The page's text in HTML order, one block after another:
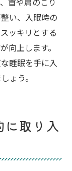
首や肩のこり
い、入眠時の
ッキリとする
向上します。
睡眠を手に入
ょう。
に取り入